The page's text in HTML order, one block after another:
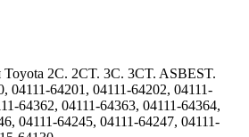
Toyota 2C. 2CT. 3C. 3CT. ASBEST.
04111-64201, 04111-64202, 04111-
64362, 04111-64363, 04111-64364,
04111-64245, 04111-64247, 04111-